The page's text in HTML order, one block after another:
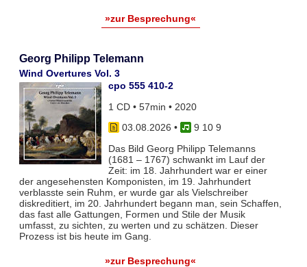
»zur Besprechung«
Georg Philipp Telemann
Wind Overtures Vol. 3
cpo 555 410-2
1 CD • 57min • 2020
03.08.2026 •
9 10 9
Das Bild Georg Philipp Telemanns
(1681 – 1767) schwankt im Lauf der
Zeit: im 18. Jahrhundert war er einer
der angesehensten Komponisten, im 19. Jahrhundert
verblasste sein Ruhm, er wurde gar als Vielschreiber
diskreditiert, im 20. Jahrhundert begann man, sein Schaffen,
das fast alle Gattungen, Formen und Stile der Musik
umfasst, zu sichten, zu werten und zu schätzen. Dieser
Prozess ist bis heute im Gang.
»zur Besprechung«